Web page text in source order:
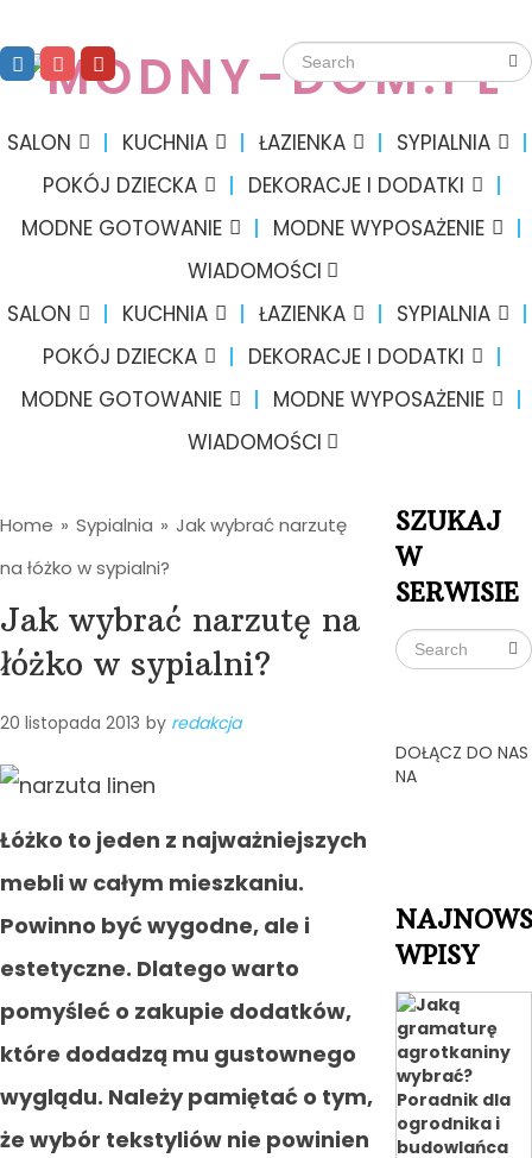
SALON KUCHNIA ŁAZIENKA
SYPIALNIA
POKÓJ DZIECKA
DEKORACJE I DODATKI
MODNE GOTOWANIE
MODNE WYPOSAŻENIE
WIADOMOŚCI
SALON
KUCHNIA ŁAZIENKA
SYPIALNIA
POKÓJ DZIECKA
DEKORACJE I DODATKI
MODNE GOTOWANIE
MODNE WYPOSAŻENIE
WIADOMOŚCI
Home » Sypialnia » Jak wybrać narzutę
na łóżko w sypialni?
Jak wybrać narzutę na
łóżko w sypialni?
20 listopada 2013 by redakcja
Łóżko to jeden z najważniejszych
mebli w całym mieszkaniu.
Powinno być wygodne, ale i
estetyczne. Dlatego warto
pomyśleć o zakupie dodatków,
które dodadzą mu gustownego
wyglądu. Należy pamiętać o tym,
że wybór tekstyliów nie powinien
SZUKAJ
W
SERWISIE
DOŁĄCZ DO NAS
NA
WPISY